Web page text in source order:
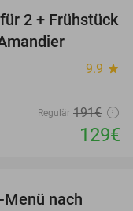
32%
2 + Frühstück
9.9 star
Regulär 191€
129€
nach